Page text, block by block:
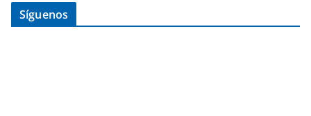
Síguenos